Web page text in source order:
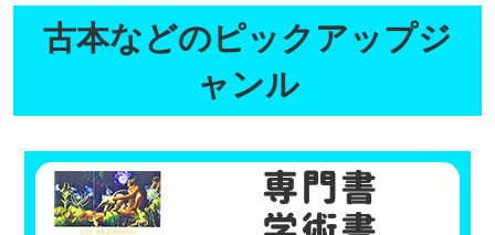
古本などのピックアップジ
ャンル